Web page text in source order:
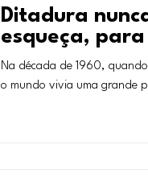
Ditadura
esqueça,
Na década de 1960,
o mundo vivia uma grande